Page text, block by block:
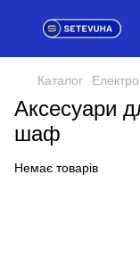
Каталог
Аксесуари
шаф
Немає товарів